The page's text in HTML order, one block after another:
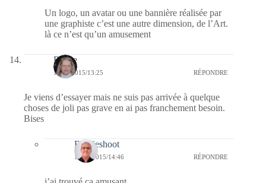
Un logo, un avatar ou une bannière réalisée par
une graphiste c’est une autre dimension, de l’Art.
là ce n’est qu’un amusement
Renee
17/03/2015/13:25 RÉPONDRE
Je viens d’essayer mais ne suis pas arrivée à quelque
choses de joli pas grave en ai pas franchement besoin.
Bises
Bernieshoot
17/03/2015/14:46 RÉPONDRE